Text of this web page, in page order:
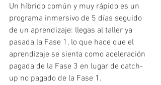
Un híbrido común y muy rápido es un
programa inmersivo de 5 días seguido
de un aprendizaje: llegas al taller ya
pasada la Fase 1, lo que hace que el
aprendizaje se sienta como aceleración
pagada de la Fase 3 en lugar de catch-
up no pagado de la Fase 1.